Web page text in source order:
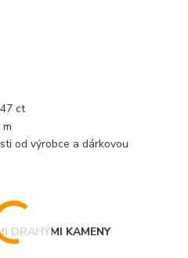
ct
od výrobce a dárkovou
DRAHÝMI KAMENY